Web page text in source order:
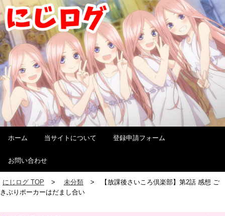
ホーム 当サイトについて 登録申請フォーム
お問い合わせ
にじログ TOP 未分類
【放課後さいころ倶楽部】第2話 感想 ご
きぶりポーカーはだまし合い